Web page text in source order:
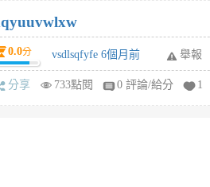
0.0分 vsdlsqfyfe 6個月前 舉報
分享 733點閱 0 評論/給分 1